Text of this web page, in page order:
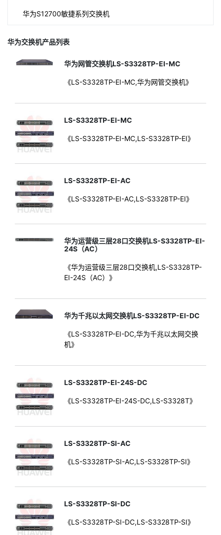
华为S12700敏捷系列交换机
华为交换机产品列表
华为网管交换机LS-S3328TP-EI-MC
《LS-S3328TP-EI-MC,华为网管交换机》
LS-S3328TP-EI-MC
《LS-S3328TP-EI-MC,LS-S3328TP-EI》
LS-S3328TP-EI-AC
《LS-S3328TP-EI-AC,LS-S3328TP-EI》
华为运营级三层28口交换机LS-S3328TP-EI-
24S（AC）
《华为运营级三层28口交换机,LS-S3328TP-
EI-24S（AC）》
华为千兆以太网交换机LS-S3328TP-EI-DC
《LS-S3328TP-EI-DC,华为千兆以太网交换
机》
LS-S3328TP-EI-24S-DC
《LS-S3328TP-EI-24S-DC,LS-S3328T》
LS-S3328TP-SI-AC
《LS-S3328TP-SI-AC,LS-S3328TP-SI》
LS-S3328TP-SI-DC
《LS-S3328TP-SI-DC,LS-S3328TP-SI》